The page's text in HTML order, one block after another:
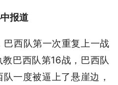
报道
西队第一次重复上一战
巴西队第16战，巴西队
一度被逼上了悬崖边，